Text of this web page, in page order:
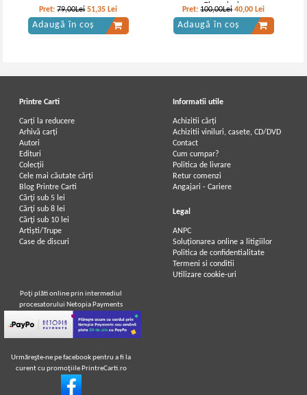
Pret:79,00Lei 51,35 Lei
Adaugă în coș
Thracologie
Pret:100,00Lei 40,00 Lei
Adaugă în coș
Printre Carti
Carți la reducere
Arhivă carți
Autori
Edituri
Colecții
Cele mai căutate cărți
Blog Printre Carti
Cărţi sub 5 lei
Cărţi sub 8 lei
Cărţi sub 10 lei
Artiști/Trupe
Case de discuri
Informatii utile
Achizitii cărți
Achizitii viniluri, casete, CD/DVD
Contact
Cum cumpar?
Politica de livrare
Retur comenzi
Angajari - Cariere
Legal
ANPC
Soluționarea online a litigiilor
Politica de confidentialitate
Termeni si conditii
Utilizare cookie-uri
Poţi plăti online prin intermediul
procesatorului Netopia Payments
Urmăreşte-ne pe facebook pentru a fi la
curent cu promoţiile PrintreCarti.ro